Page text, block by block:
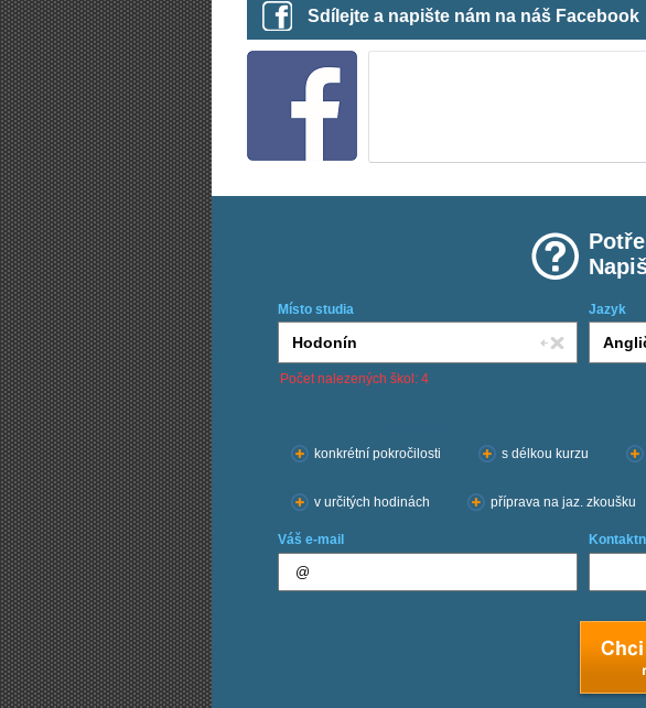
Sdílejte a napište nám na náš Facebook
Místo studia Jazyk
Počet nalezených škol: 4
konkrétní pokročilosti
s délkou kurzu
v určitých hodinách příprava na jaz. zkoušku
Váš e-mail